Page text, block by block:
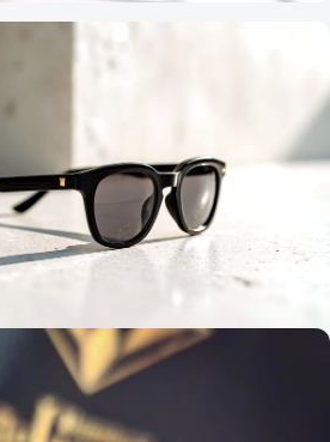
Ako zostaviť letný
vydrží päť rokov a nie jednu
2026: Investícia do štýlu
doplnok za 10 €?